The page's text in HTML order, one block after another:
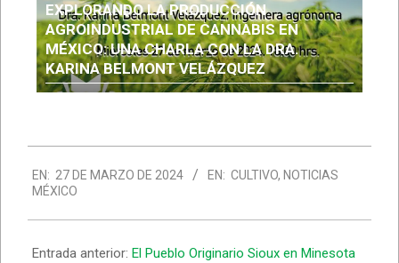
EXPLORANDO LA PRODUCCIÓN
AGROINDUSTRIAL DE CANNABIS EN
MÉXICO: UNA CHARLA CON LA DRA.
KARINA BELMONT VELÁZQUEZ
EN: 27 DE MARZO DE 2024 EN: CULTIVO, NOTICIAS
MÉXICO
Entrada anterior: El Pueblo Originario Sioux en Minesota